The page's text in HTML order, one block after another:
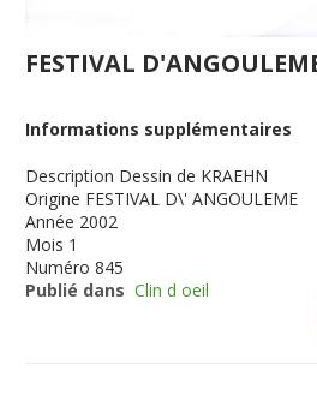
FESTIVAL
Informations supplémentaires
Description Dessin de KRAEHN
Origine FESTIVAL D\' ANGOULEME
Année 2002
Mois 1
Numéro 845
Publié dans Clin d oeil